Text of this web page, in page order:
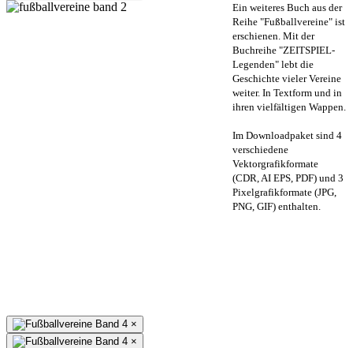
Ein weiteres Buch aus der
Reihe "Fußballvereine" ist
erschienen. Mit der
Buchreihe "ZEITSPIEL-
Legenden" lebt die
Geschichte vieler Vereine
weiter. In Textform und in
ihren vielfältigen Wappen.
Im Downloadpaket sind 4
verschiedene
Vektorgrafikformate
(CDR, AI EPS, PDF) und 3
Pixelgrafikformate (JPG,
PNG, GIF) enthalten.
×
×